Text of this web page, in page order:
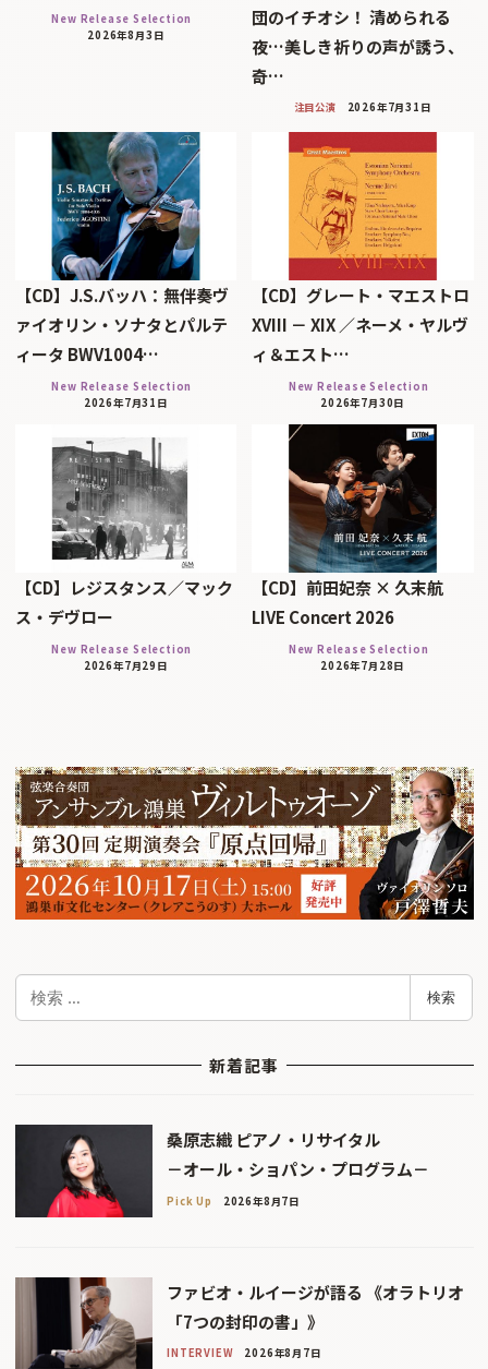
New Release Selection
2026年8月3日
団のイチオシ！ 清められる
夜…美しき祈りの声が誘う、
奇…
注目公演 2026年7月31日
【CD】J.S.バッハ：無伴奏ヴ
ァイオリン・ソナタとパルテ
ィータ BWV1004…
New Release Selection
2026年7月31日
【CD】グレート・マエストロ
XVIII － XIX ／ネーメ・ヤルヴ
ィ＆エスト…
New Release Selection
2026年7月30日
【CD】レジスタンス／マック
ス・デヴロー
New Release Selection
2026年7月29日
【CD】前田妃奈 × 久末航
LIVE Concert 2026
New Release Selection
2026年7月28日
検索
新着記事
桑原志織 ピアノ・リサイタル
－オール・ショパン・プログラム－
Pick Up 2026年8月7日
ファビオ・ルイージが語る 《オラトリオ
「7つの封印の書」》
INTERVIEW 2026年8月7日